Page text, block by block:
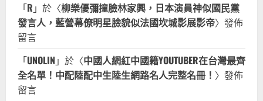
「R 」於〈柳樂優彌撞臉林家興，日本演員神似國民黨
發言人，藍營幕僚明星臉貌似法國坎城影展影帝〉發佈
留言
「UNOLIN 」於〈中國人網紅中國籍YOUTUBER在台灣最齊
全名單！中配陸配中生陸生網路名人完整名冊！ 〉發佈
留言